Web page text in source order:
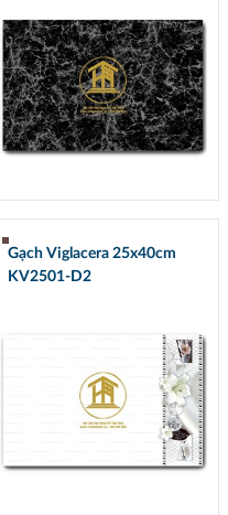
Gạch Viglacera 25x40cm
KV2501-D2